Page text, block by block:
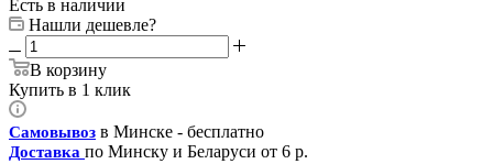
Есть в наличии
Нашли дешевле?
В корзину
Купить в 1 клик
Самовывоз в Минске - бесплатно
Доставка по Минску и Беларуси от 6 р.